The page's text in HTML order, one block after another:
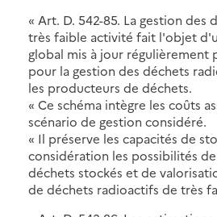
« Art. D. 542-85. La gestion des
très faible activité fait l'objet
global mis à jour régulièrement
pour la gestion des déchets
les producteurs de déchets.
« Ce schéma intègre les coûts
scénario de gestion considéré.
« Il préserve les capacités de
considération les possibilités
déchets stockés et de
de déchets radioactifs de très